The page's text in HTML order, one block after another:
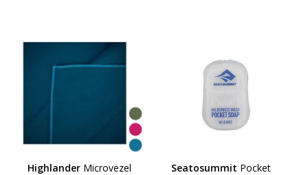
Highlander Microvezel
Seatosummit Pocket